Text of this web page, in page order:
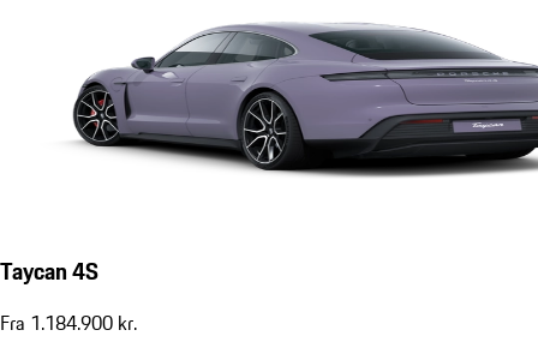
Taycan 4S
Fra 1.184.900 kr.